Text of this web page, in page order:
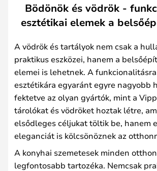
Bödönök és vödrök -
esztétikai elemek a
A vödrök és tartályok nem csak a
praktikus eszközei, hanem a
elemei is lehetnek. A funkcionalitásra
esztétikára egyaránt egyre nagyobb
fektetve az olyan gyártók, mint a
tárolókat és vödröket hoztak létre,
elsődleges céljukat töltik be, hanem
eleganciát is kölcsönöznek az
A konyhai szemetesek minden
legfontosabb tartozéka. Nemcsak